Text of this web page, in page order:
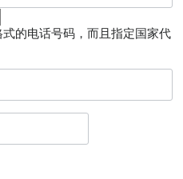
的电话号码，而且指定国家代